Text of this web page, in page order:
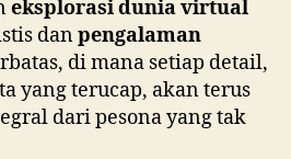
eksplorasi dunia virtual
danpengalaman
di mana setiap detail,
yang terucap, akan terus
dari pesona yang tak